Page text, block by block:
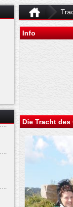
Info
Die Tracht